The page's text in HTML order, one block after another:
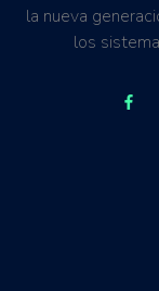
la nueva
los